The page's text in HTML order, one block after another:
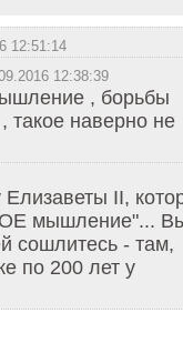
12:51:14
12:38:39
, борьбы
такое наверно не
II,
мышление"...
сошлитесь - там,
по 200 лет у